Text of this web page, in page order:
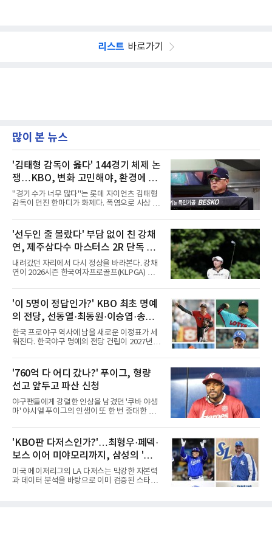
리스트 바로가기
많이 본 뉴스
'김태형 감독이 옳다' 144경기 체제 논
쟁…KBO, 변화 고민해야, 환경에 맞
는 경기 수가 바람직
"경기 수가 너무 많다"는 롯데 자이언츠 김태형
감독이 던진 한마디가 화제다. 폭염으로 사상 초
독은 단순히 더위를 이야기하지 않았다. 우천,
폭염, 부상 등 변수가 늘어나는 현실에서 현재
팀당 144경기 체제가 과연 지속 가능한지 질문
을 던졌다.물론 144경기가 세계적으로 특별히
많은 숫자는 아니다. 메이저리그는 팀당 162경
기, 일본프로야구도 143~144경기를 치른다. 숫
자만 놓고 보면 KBO가 유난히 혹사 구조라고 말
비교하기 어려울 정도로 폭염이 길어지고 강해
지고 있다. 여기에 장마, 이
'선두인 줄 몰랐다' 부담 없이 친 강채
연, 제주삼다수 마스터스 2R 단독 선
두
내려갔던 자리에서 다시 정상을 바라본다. 강채
연이 2026시즌 한국여자프로골프(KLPGA) 투어
억 원, 우승상금 1억8000만 원) 2라운드에서 단
독 선두로 도약했다.강채연은 7일 제주도 서귀
포의 테디밸리 골프앤리조트(파72)에서 열린 2
라운드에서 버디 5개와 보기 1개를 묶어 4언더
파 68타를 쳤다. 중간합계 9언더파 135타로 전
날 공동 4위에서 선두로 올라섰다. 공동 2위 그
룹(8언더파 136타)과는 한 타 차다.이 대회는 그
받았으나, 지난해 상금순위 75위에 그쳐 시드순
위전으로 밀렸고 본선에서도 78위에
'이 5명이 정답인가?' KBO 최초 명예
의 전당, 선동열·최동원·이승엽·송진
우·김응용을 둘러싼 논쟁
한국 프로야구 역사에 남을 새로운 이정표가 세
워진다. 한국야구 명예의 전당 건립이 2027년으
문으로 향하고 있다. "누가 한국 야구 최초의 명
예의 전당 헌액자가 될 것인가?"현재 가장 많이
거론되는 후보군은 선동열, 최동원, 이승엽, 송
진우, 그리고 김응용 감독이다. 한국 야구의 시
대별 상징성과 업적을 고려하면 충분히 설득력
있는 이름들이다.선동열은 한국 야구가 배출한
최고의 투수로 평가받는다. 해태 시절 통산 146
프로야구에서도 성공하며 한국 선수의 해외 진
출 가능성을 보여준 상징적인 존
'760억 다 어디 갔나?' 푸이그, 형량
선고 앞두고 파산 신청
야구팬들에게 강렬한 인상을 남겼던 '쿠바 야생
마' 야시엘 푸이그의 인생이 또 한 번 중대한 갈
거액을 벌었던 푸이그가 연방 사건 선고를 앞두
고 파산보호를 신청했다.푸이그는 최근 미국 플
로리다 파산 법원에 챕터11 파산보호 신청을 냈
다. 챕터11은 기업이나 개인이 채권자들과 협의
를 통해 재정 구조를 재편할 수 있도록 돕는 제도
다.미 매체들에 따르면 푸이그의 자산 규모는
1000만~5000만 달러(약 146억~730억 원), 부
'KBO판 다저스인가?'…최형우·페덱·
보스 이어 미야모리까지, 삼성의 '스펙
만렙' 승부수
미국 메이저리그의 LA 다저스는 막강한 자본력
과 데이터 분석을 바탕으로 이미 검증된 스타들